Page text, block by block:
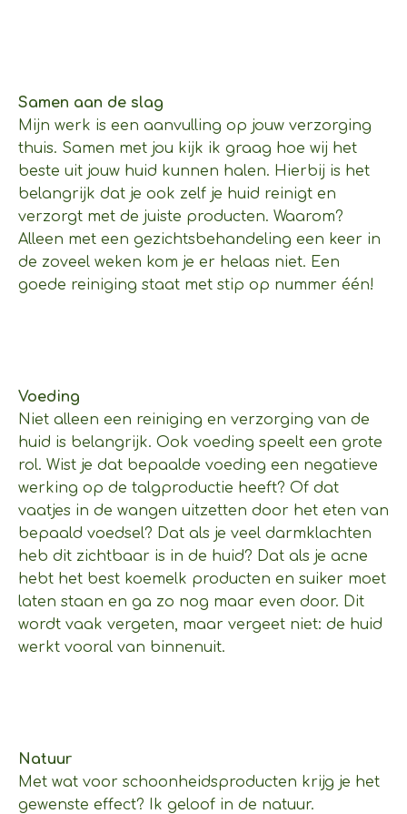
Samen aan de slag
Mijn werk is een aanvulling op jouw verzorging
thuis. Samen met jou kijk ik graag hoe wij het
beste uit jouw huid kunnen halen. Hierbij is het
belangrijk dat je ook zelf je huid reinigt en
verzorgt met de juiste producten. Waarom?
Alleen met een gezichtsbehandeling een keer in
de zoveel weken kom je er helaas niet. Een
goede reiniging staat met stip op nummer één!
Voeding
Niet alleen een reiniging en verzorging van de
huid is belangrijk. Ook voeding speelt een grote
rol. Wist je dat bepaalde voeding een negatieve
werking op de talgproductie heeft? Of dat
vaatjes in de wangen uitzetten door het eten van
bepaald voedsel? Dat als je veel darmklachten
heb dit zichtbaar is in de huid? Dat als je acne
hebt het best koemelk producten en suiker moet
laten staan en ga zo nog maar even door. Dit
wordt vaak vergeten, maar vergeet niet: de huid
werkt vooral van binnenuit.
Natuur
Met wat voor schoonheidsproducten krijg je het
gewenste effect? Ik geloof in de natuur.